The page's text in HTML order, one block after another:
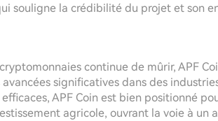
souligne la crédibilité du projet et son
continue de mûrir, APF
significatives dans des
APF Coin est bien positionné
agricole, ouvrant la voie à un